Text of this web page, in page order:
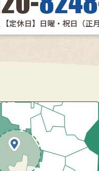
【定休日】日曜・祝日（正